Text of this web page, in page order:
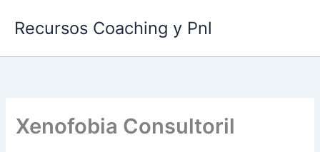
Recursos Coaching y Pnl
Xenofobia Consultoril